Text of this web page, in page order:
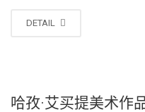
DETAIL
哈孜·艾买提美术作